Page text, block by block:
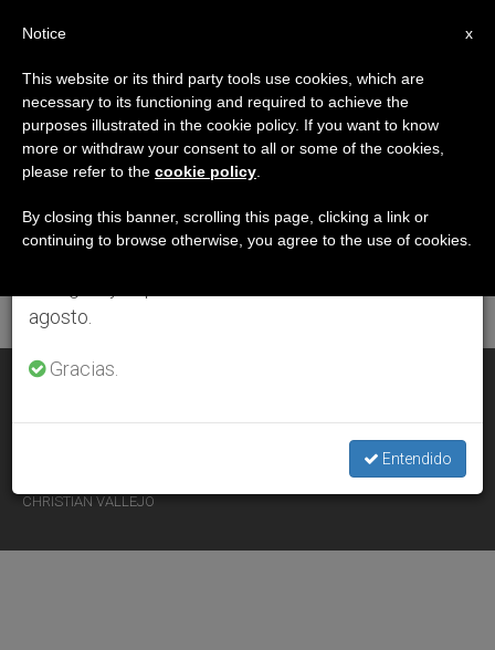
ETIQUETA
Posts Tagged
‘arquidiocesis’
ÚLTIMAS NOTICIAS
Panamá: Mons. Ulloa sobrevoló la arquidiócesis para
CHRISTIAN VALLEJO
×
Aviso importante
Del 27 de julio al 7 de agosto haremos la pausa
anual, aprovechando que en el periodo de verano
se generan menos informaciones y también el
agosto.
Gracias.
Entendido
x
Notice
This website or its third party tools use cookies, which are
necessary to its functioning and required to achieve the
purposes illustrated in the cookie policy. If you want to know
more or withdraw your consent to all or some of the cookies,
please refer to the cookie policy
By closing this banner, scrolling this page, clicking a link or
continuing to browse otherwise, you agree to the use of cookies.